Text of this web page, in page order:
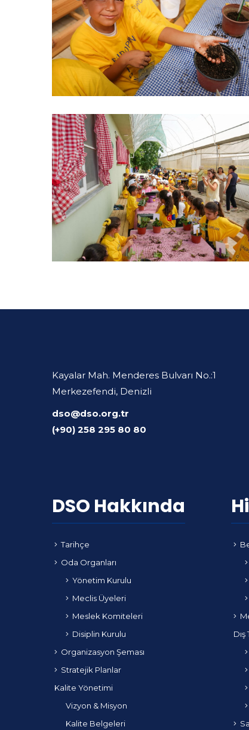
Kayalar Mah. Menderes Bulvarı No.:1
Merkezefendi, Denizli
dso@dso.org.tr
(+90) 258 295 80 80
DSO Hakkında
Tarihçe
Oda Organları
Yönetim Kurulu
Meclis Üyeleri
Meslek Komiteleri
Disiplin Kurulu
Organizasyon Şeması
Stratejik Planlar
Kalite Yönetimi
Vizyon & Misyon
Kalite Belgeleri